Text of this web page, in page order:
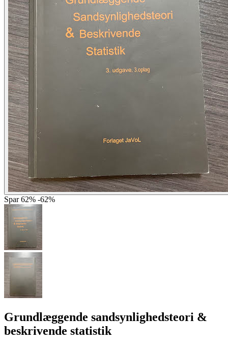
Spar 62% -62%
Grundlæggende sandsynlighedsteori &
beskrivende statistik